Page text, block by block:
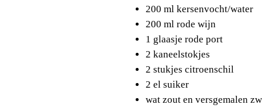
200 ml kersenvocht/water
200 ml rode wijn
1 glaasje rode port
2 kaneelstokjes
2 stukjes citroenschil
2 el suiker
wat zout en versgemalen